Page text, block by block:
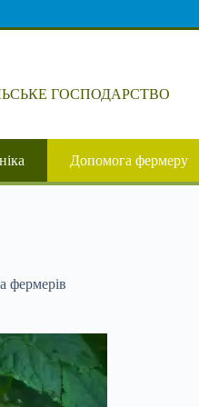
ГОСПОДАРСТВО
Допомога фермеру
фермерів